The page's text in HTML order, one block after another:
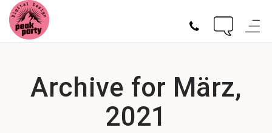
Archive for März,
2021